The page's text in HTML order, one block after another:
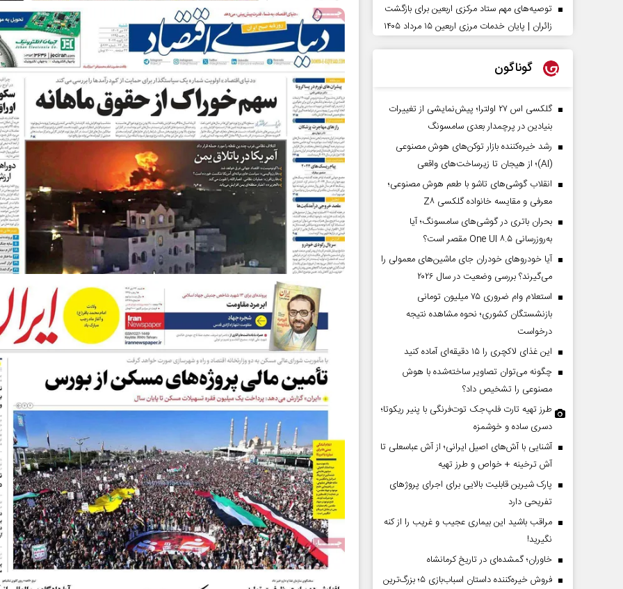
توصیه‌های مهم ستاد مرکزی اربعین برای بازگشت
زائران | پایان خدمات مرزی اربعین ۱۵ مرداد ۱۴۰۵
گوناگون
گلکسی اس ۲۷ اولترا؛ پیش‌نمایشی از تغییرات
بنیادین در پرچمدار بعدی سامسونگ
رشد خیره‌کننده بازار توکن‌های هوش مصنوعی
(AI)؛ از هیجان تا زیرساخت‌های واقعی
انقلاب گوشی‌های تاشو‌ با طعم هوش مصنوعی؛
معرفی و مقایسه خانواده گلکسی Z۸
بحران باتری در گوشی‌های سامسونگ؛ آیا
به‌روزرسانی One UI ۸.۵ مقصر است؟
آیا خودروهای خودران جای ماشین‌های معمولی را
می‌گیرند؟ بررسی وضعیت در سال ۲۰۲۶
استعلام وام ضروری ۷۵ میلیون تومانی
بازنشستگان کشوری؛ نحوه مشاهده نتیجه
درخواست
این غذای لاکچری را ۱۵ دقیقه‌ای آماده کنید
چگونه می‌توان تصاویر ساخته‌شده با هوش
مصنوعی را تشخیص داد؟
طرز تهیه تارت فلپ‌جک توت‌فرنگی با پنیر ریکوتا؛
دسری ساده و خوشمزه
آشنایی با آش‌های اصیل ایرانی؛ از آش عباسعلی تا
آش ترخینه + خواص و طرز تهیه
پارک شیرین قابلیت‌ بالایی برای اجرای پروژهای
تفریحی دارد
مراقب باشید این بیماری عجیب و غریب را از کنه
نگیرید!
خاوران؛ گمشده‌ای در تاریخ کرمانشاه
فروش خیره‌کننده داستان اسباب‌بازی ۵؛ بزرگ‌ترین